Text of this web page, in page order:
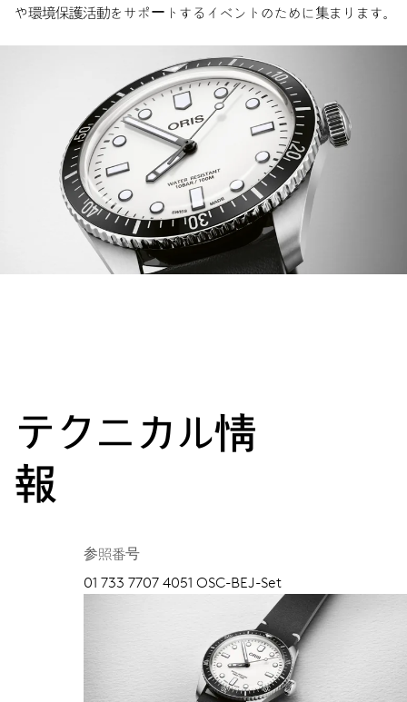
や環境保護活動をサポートするイベントのために集まります。
テクニカル情
報
参照番号
01 733 7707 4051 OSC-BEJ-Set